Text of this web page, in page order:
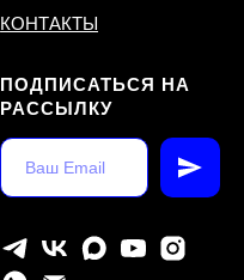
КОНТАКТЫ
ПОДПИСАТЬСЯ НА
РАССЫЛКУ